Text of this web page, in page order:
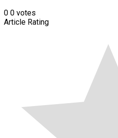
0 0 votes
Article Rating